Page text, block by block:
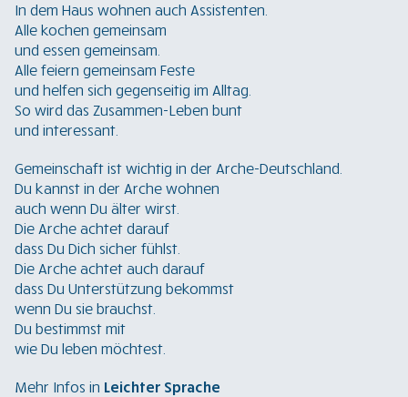
In dem Haus wohnen auch Assistenten.
Alle kochen gemeinsam
und essen gemeinsam.
Alle feiern gemeinsam Feste
und helfen sich gegenseitig im Alltag.
So wird das Zusammen-Leben bunt
und interessant.
Gemeinschaft ist wichtig in der Arche-Deutschland.
Du kannst in der Arche wohnen
auch wenn Du älter wirst.
Die Arche achtet darauf
dass Du Dich sicher fühlst.
Die Arche achtet auch darauf
dass Du Unterstützung bekommst
wenn Du sie brauchst.
Du bestimmst mit
wie Du leben möchtest.
Mehr Infos in Leichter Sprache